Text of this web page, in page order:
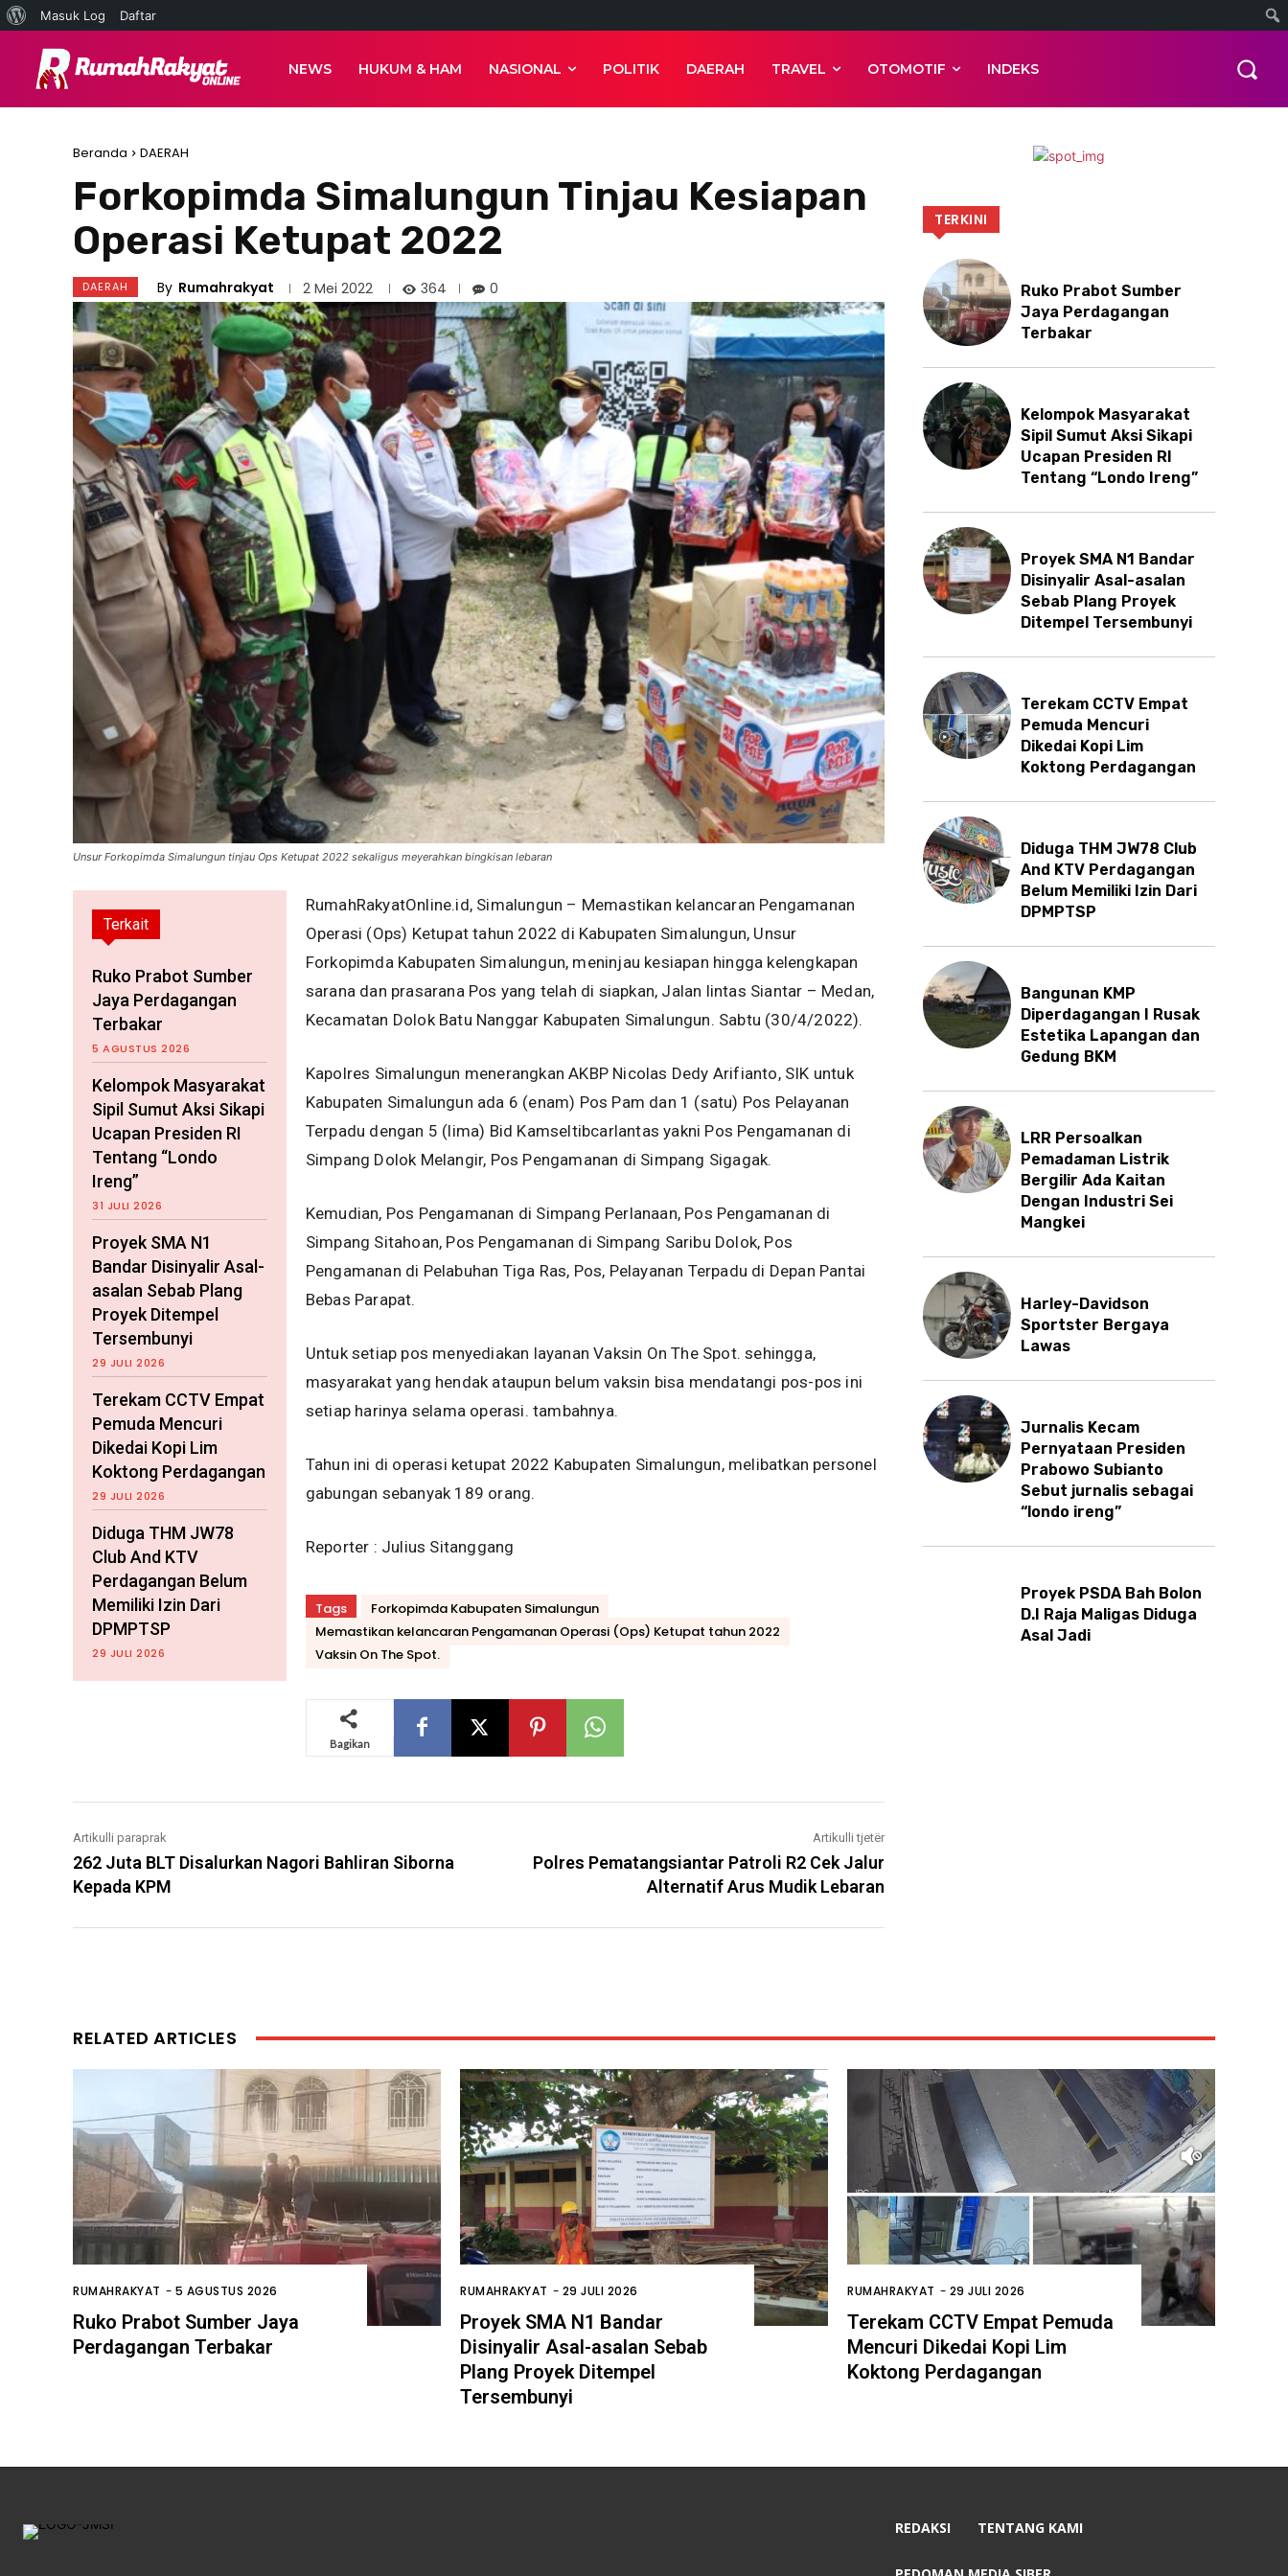
NEWS HUKUM & HAM NASIONAL POLITIK DAERAH TRAVEL OTOMOTIF INDEKS
Beranda DAERAH
Forkopimda Simalungun Tinjau Kesiapan
Operasi Ketupat 2022
DAERAH By Rumahrakyat 2 Mei 2022 364 0
Unsur Forkopimda Simalungun tinjau Ops Ketupat 2022 sekaligus meyerahkan bingkisan lebaran
Terkait
Ruko Prabot Sumber
Jaya Perdagangan
Terbakar
5 AGUSTUS 2026
Kelompok Masyarakat
Sipil Sumut Aksi Sikapi
Ucapan Presiden RI
Tentang “Londo
Ireng”
31 JULI 2026
Proyek SMA N1
Bandar Disinyalir Asal-
asalan Sebab Plang
Proyek Ditempel
Tersembunyi
29 JULI 2026
Terekam CCTV Empat
Pemuda Mencuri
Dikedai Kopi Lim
Koktong Perdagangan
29 JULI 2026
Diduga THM JW78
Club And KTV
Perdagangan Belum
Memiliki Izin Dari
DPMPTSP
29 JULI 2026
RumahRakyatOnline.id, Simalungun – Memastikan kelancaran Pengamanan
Operasi (Ops) Ketupat tahun 2022 di Kabupaten Simalungun, Unsur
Forkopimda Kabupaten Simalungun, meninjau kesiapan hingga kelengkapan
sarana dan prasarana Pos yang telah di siapkan, Jalan lintas Siantar – Medan,
Kecamatan Dolok Batu Nanggar Kabupaten Simalungun. Sabtu (30/4/2022).
Kapolres Simalungun menerangkan AKBP Nicolas Dedy Arifianto, SIK untuk
Kabupaten Simalungun ada 6 (enam) Pos Pam dan 1 (satu) Pos Pelayanan
Terpadu dengan 5 (lima) Bid Kamseltibcarlantas yakni Pos Pengamanan di
Simpang Dolok Melangir, Pos Pengamanan di Simpang Sigagak.
Kemudian, Pos Pengamanan di Simpang Perlanaan, Pos Pengamanan di
Simpang Sitahoan, Pos Pengamanan di Simpang Saribu Dolok, Pos
Pengamanan di Pelabuhan Tiga Ras, Pos, Pelayanan Terpadu di Depan Pantai
Bebas Parapat.
Untuk setiap pos menyediakan layanan Vaksin On The Spot. sehingga,
masyarakat yang hendak ataupun belum vaksin bisa mendatangi pos-pos ini
setiap harinya selama operasi. tambahnya.
Tahun ini di operasi ketupat 2022 Kabupaten Simalungun, melibatkan personel
gabungan sebanyak 189 orang.
Reporter : Julius Sitanggang
Tags
Forkopimda Kabupaten Simalungun
Memastikan kelancaran Pengamanan Operasi (Ops) Ketupat tahun 2022
Vaksin On The Spot.
Bagikan
Artikulli paraprak
262 Juta BLT Disalurkan Nagori Bahliran Siborna
Kepada KPM
Artikulli tjetër
Polres Pematangsiantar Patroli R2 Cek Jalur
Alternatif Arus Mudik Lebaran
TERKINI
Ruko Prabot Sumber
Jaya Perdagangan
Terbakar
Kelompok Masyarakat
Sipil Sumut Aksi Sikapi
Ucapan Presiden RI
Tentang “Londo Ireng”
Proyek SMA N1 Bandar
Disinyalir Asal-asalan
Sebab Plang Proyek
Ditempel Tersembunyi
Terekam CCTV Empat
Pemuda Mencuri
Dikedai Kopi Lim
Koktong Perdagangan
Diduga THM JW78 Club
And KTV Perdagangan
Belum Memiliki Izin Dari
DPMPTSP
Bangunan KMP
Diperdagangan I Rusak
Estetika Lapangan dan
Gedung BKM
LRR Persoalkan
Pemadaman Listrik
Bergilir Ada Kaitan
Dengan Industri Sei
Mangkei
Harley-Davidson
Sportster Bergaya
Lawas
Jurnalis Kecam
Pernyataan Presiden
Prabowo Subianto
Sebut jurnalis sebagai
“londo ireng”
Proyek PSDA Bah Bolon
D.I Raja Maligas Diduga
Asal Jadi
RELATED ARTICLES
RUMAHRAKYAT - 5 AGUSTUS 2026
Ruko Prabot Sumber Jaya
Perdagangan Terbakar
RUMAHRAKYAT - 29 JULI 2026
Proyek SMA N1 Bandar
Disinyalir Asal-asalan Sebab
Plang Proyek Ditempel
Tersembunyi
RUMAHRAKYAT - 29 JULI 2026
Terekam CCTV Empat Pemuda
Mencuri Dikedai Kopi Lim
Koktong Perdagangan
REDAKSI TENTANG KAMI
Tentang
WordPress
Masuk Log Daftar